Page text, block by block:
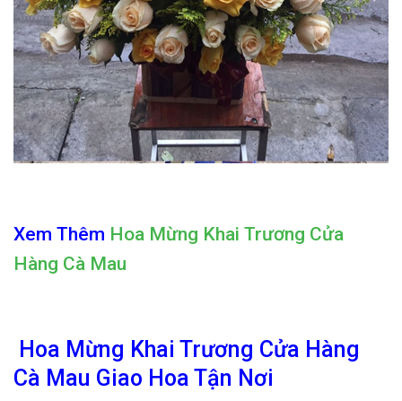
Xem Thêm Hoa Mừng Khai Trương Cửa
Hàng Cà Mau
Hoa Mừng Khai Trương Cửa Hàng
Cà Mau Giao Hoa Tận Nơi